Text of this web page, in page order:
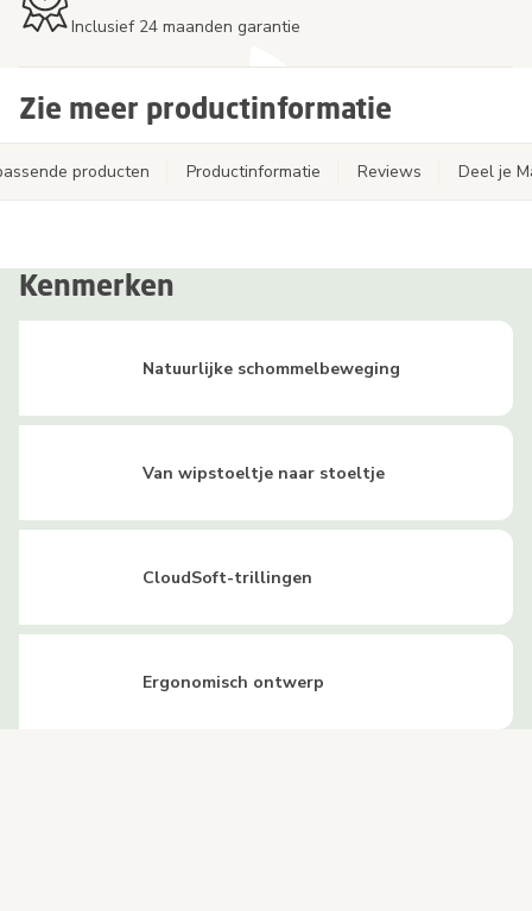
Inclusief 24 maanden garantie
Zie meer productinformatie
producten Productinformatie Reviews Deel je
Kenmerken
Natuurlijke schommelbeweging
Van wipstoeltje naar stoeltje
CloudSoft-trillingen
Ergonomisch ontwerp